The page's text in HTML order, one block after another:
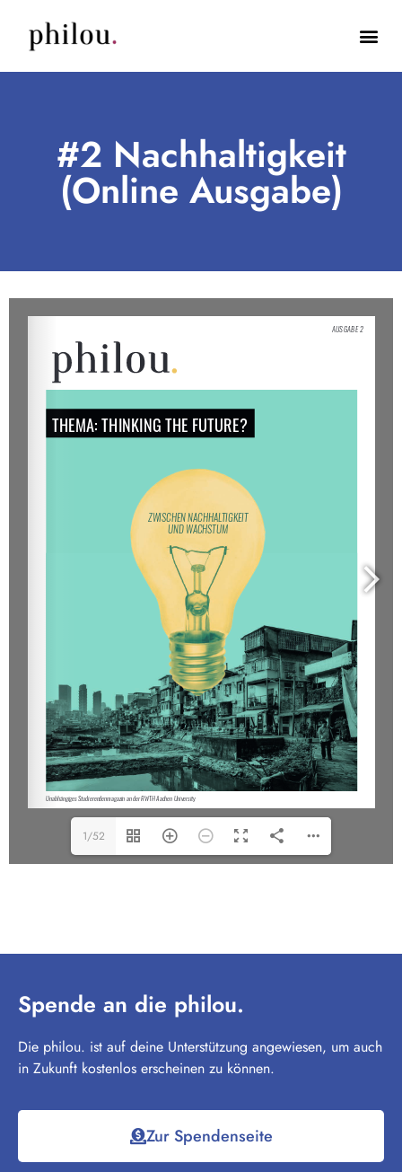
#2 Nachhaltigkeit
(Online Ausgabe)
1/52
Spende an die philou.
Die philou. ist auf deine Unterstützung angewiesen, um auch
in Zukunft kostenlos erscheinen zu können.
Zur Spendenseite